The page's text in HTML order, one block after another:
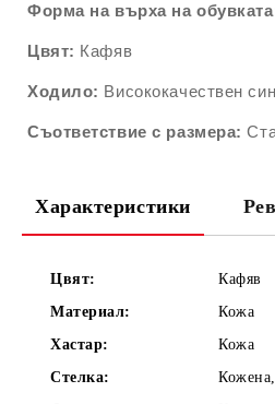
Форма на върха на
Цвят: Кафяв
Ходило: Висококачествен
Съответствие с размера:
Характеристики
Цвят:
Кафяв
Материал:
Кожа
Хастар:
Кожа
Стелка: